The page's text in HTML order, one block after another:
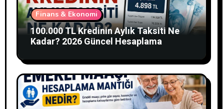
Finans & Ekonomi
100.000 TL Kredinin Aylık Taksiti Ne
Kadar? 2026 Güncel Hesaplama